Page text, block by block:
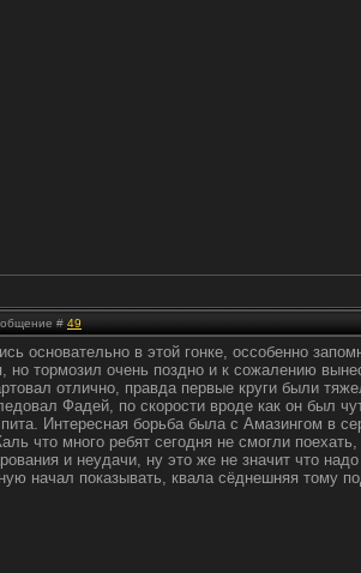
# 49
основательно в этой гонке, оссобенно
но тормозил очень поздно и к сожалению
отлично, правда первые круги были
Фадей, по скорости вроде как он был
Интересная борьба была с Амазингом в
что много ребят сегодня не смогли
и неудачи, ну это же не значит что
начал показывать, квала сёднешняя тому